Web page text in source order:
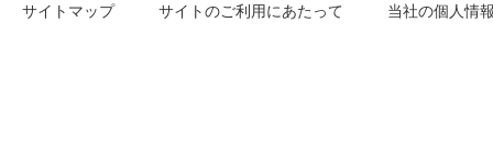
サイトマップ サイトのご利用にあたって 当社の個人情